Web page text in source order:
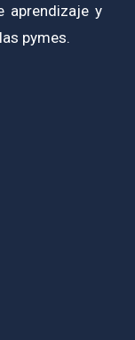
aprendizaje y
pymes.